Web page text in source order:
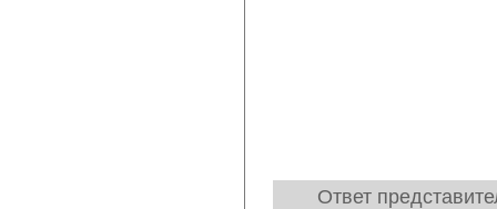
Ответ